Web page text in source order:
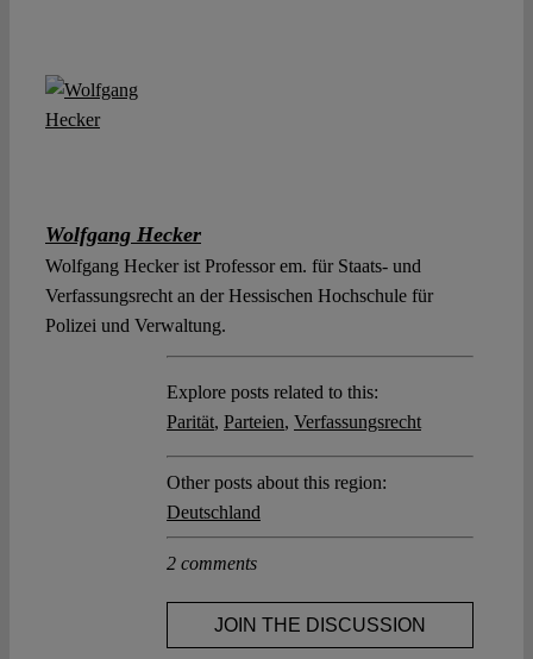
Wolfgang Hecker
Wolfgang Hecker ist Professor em. für Staats- und
Verfassungsrecht an der Hessischen Hochschule für
Polizei und Verwaltung.
Explore posts related to this:
Parität, Parteien, Verfassungsrecht
Other posts about this region:
Deutschland
2 comments
JOIN THE DISCUSSION